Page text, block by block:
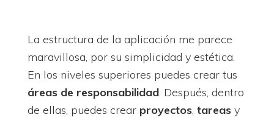
La estructura de la aplicación me parece
maravillosa, por su simplicidad y estética.
En los niveles superiores puedes crear tus
áreas de responsabilidad. Después, dentro
de ellas, puedes crear proyectos, tareasy